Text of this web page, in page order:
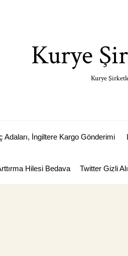
Kurye
Kurye
İngiltere Kargo Gönderimi
Hilesi Bedava Twitter Gizli